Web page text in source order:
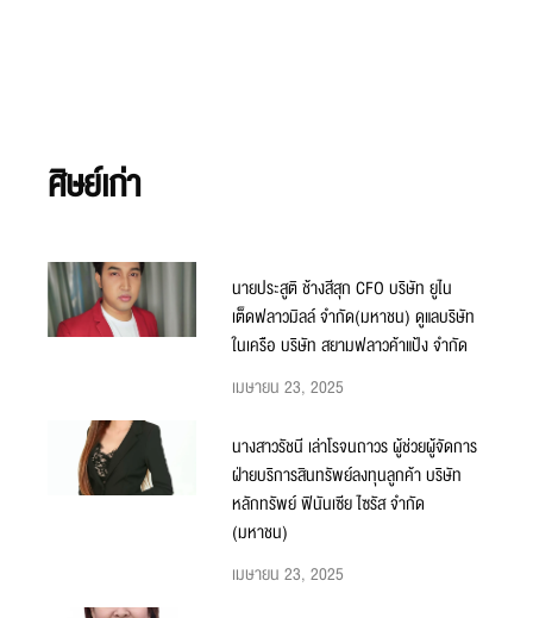
ศิษย์เก่า
นายประสูติ ช้างสีสุก CFO บริษัท ยูไน
เต็ดฟลาวมิลล์ จำกัด(มหาชน) ดูแลบริษัท
ในเครือ บริษัท สยามฟลาวค้าแป้ง จำกัด
เมษายน 23, 2025
นางสาวรัชนี เล่าโรจนถาวร ผู้ช่วยผู้จัดการ
ฝ่ายบริการสินทรัพย์ลงทุนลูกค้า บริษัท
หลักทรัพย์ ฟินันเซีย ไซรัส จำกัด
(มหาชน)
เมษายน 23, 2025